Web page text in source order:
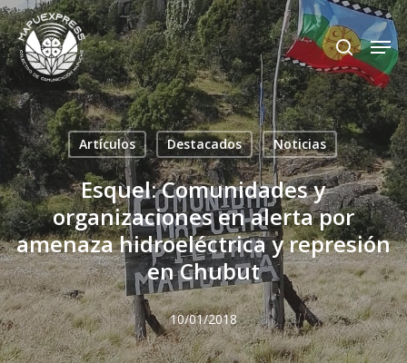
Skip
to
main
content
search
Artículos Destacados Noticias
Esquel: Comunidades y
organizaciones en alerta por
amenaza hidroeléctrica y represión
en Chubut
10/01/2018
Close
Menu